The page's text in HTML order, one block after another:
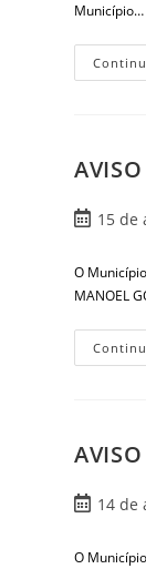
Município…
15 de
O
MANOEL
14 de
O